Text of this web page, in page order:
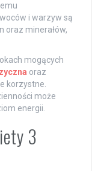
i warzyw są
oraz minerałów,
mogących
oraz
korzystne.
może
energii.
3